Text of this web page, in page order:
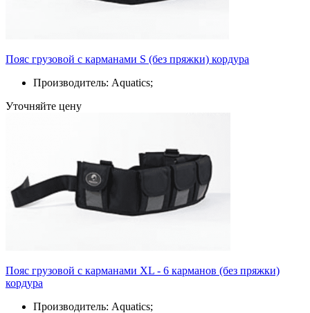
Пояс грузовой с карманами S (без пряжки) кордура
Производитель: Aquatics;
Уточняйте цену
Пояс грузовой с карманами XL - 6 карманов (без пряжки)
кордура
Производитель: Aquatics;